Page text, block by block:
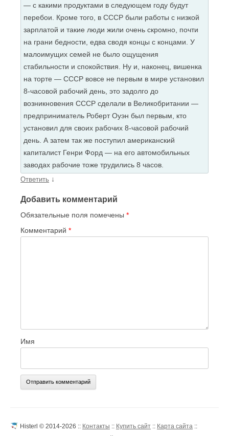
— с какими продуктами в следующем году будут
перебои. Кроме того, в СССР были работы с низкой
зарплатой и такие люди жили очень скромно, почти
на грани бедности, едва сводя концы с концами. У
малоимущих семей не было ощущения
стабильности и спокойствия. Ну и, наконец, вишенка
на торте — СССР вовсе не первым в мире установил
8-часовой рабочий день, это задолго до
возникновения СССР сделали в Великобритании —
предприниматель Роберт Оуэн был первым, кто
установил для своих рабочих 8-часовой рабочий
день. А затем так же поступил американский
капиталист Генри Форд — на его автомобильных
заводах рабочие тоже трудились 8 часов.
Ответить ↓
Добавить комментарий
Обязательные поля помечены *
Комментарий *
Имя
Histerl © 2014-2026 :: Контакты :: Купить сайт :: Карта сайта ::